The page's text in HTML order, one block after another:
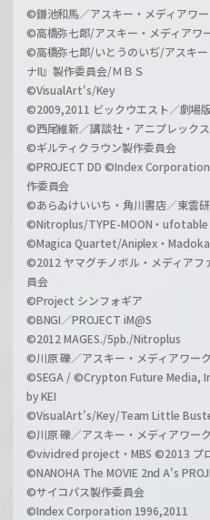
©鎌池和馬／アスキー・メディアワー
©高橋弥七郎/アスキー・メディアワ
©高橋弥七郎/いとうのいぢ/アスキ
ナII』製作委員会/ＭＢＳ
©VisualArt's/Key
©2009,2011 ビックウエスト／劇場
©西尾維新／講談社・アニプレック
©ギルティクラウン製作委員会
©PROJECT DD ©Index
作委員会
©あらゐけいいち・角川書店／東雲
©Nitroplus/TYPE-MOON・ufotable
©Magica Quartet/Aniplex・Madoka
©2012 ヤマグチノボル・メディアフ
員会
©Project シンフォギア
©BNGI／PROJECT iM@S
©2012 MAGES./5pb./Nitroplus
©川原 礫／アスキー・メディアワー
©SEGA / ©Crypton Future Media,
by KEI
©VisualArt's/Key/Team Little
©川原 礫／アスキー・メディアワー
©vividred project・MBS ©2013 プ
©NANOHA The MOVIE 2nd A's
©サイコパス製作委員会
©Index Corporation 1996,2011